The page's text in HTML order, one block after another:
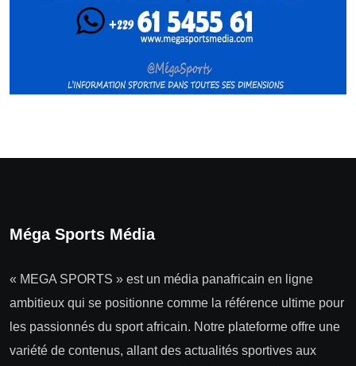
Méga Sports Média
« MEGA SPORTS » est un média panafricain en ligne
ambitieux qui se positionne comme la référence ultime pour
les passionnés du sport africain. Notre plateforme offre une
variété de contenus, allant des actualités sportives aux